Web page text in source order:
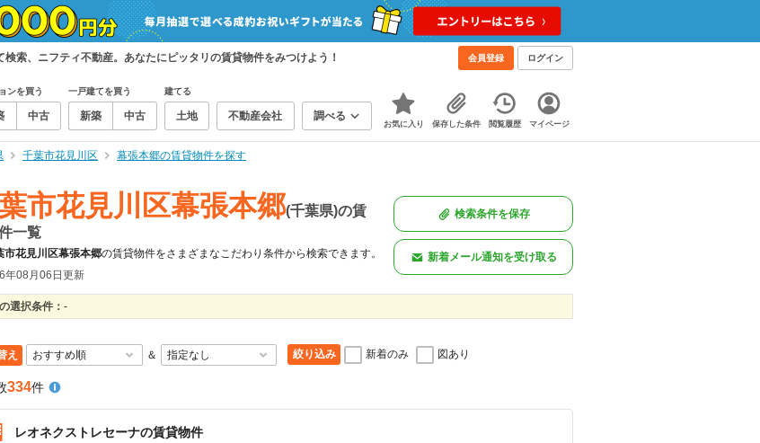
索、ニフティ不動産。あなたにピッタリの賃貸物件をみつけよう！ 会員登録 ログイン
ンを買う
中古
一戸建てを買う
新築 中古
建てる
土地 不動産会社 調べる
お気に入り 保存した条件 閲覧履歴 マイページ
千葉市花見川区 幕張本郷の賃貸物件を探す
市花見川区幕張本郷(千葉県)の賃
一覧
市花見川区幕張本郷の賃貸物件をさまざまなこだわり条件から検索できます。
年08月06日更新
検索条件を保存
新着メール通知を受け取る
選択条件： -
え ＆ 絞り込み 新着のみ 図あり
334件
レオネクストレセーナの賃貸物件